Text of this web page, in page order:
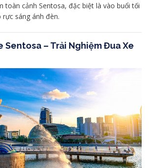
toàn cảnh Sentosa, đặc biệt là vào buổi tối
sáng ánh đèn.
Sentosa – Trải Nghiệm Đua Xe